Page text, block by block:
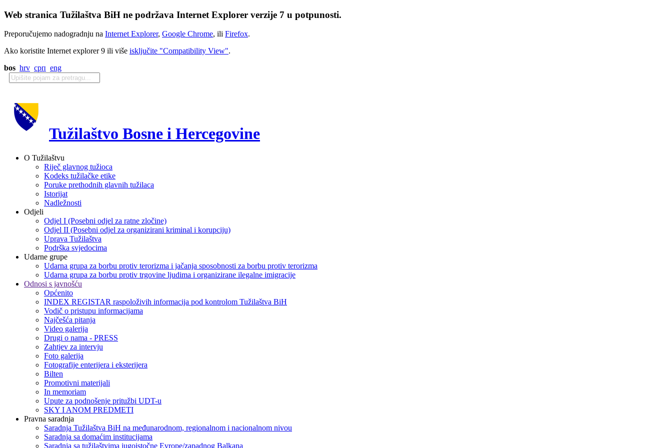
Web stranica Tužilaštva BiH ne podržava Internet Explorer verzije 7 u potpunosti.
Preporučujemo nadogradnju na Internet Explorer, Google Chrome, ili Firefox.
Ako koristite Internet explorer 9 ili više isključite "Compatibility View".
bos hrv срп eng
Tužilaštvo Bosne i Hercegovine
O Tužilaštvu
Riječ glavnog tužioca
Kodeks tužilačke etike
Poruke prethodnih glavnih tužilaca
Istorijat
Nadležnosti
Odjeli
Odjel I (Posebni odjel za ratne zločine)
Odjel II (Posebni odjel za organizirani kriminal i korupciju)
Uprava Tužilaštva
Podrška svjedocima
Udarne grupe
Udarna grupa za borbu protiv terorizma i jačanja sposobnosti za borbu protiv terorizma
Udarna grupa za borbu protiv trgovine ljudima i organizirane ilegalne imigracije
Odnosi s javnošću
Općenito
INDEX REGISTAR raspoloživih informacija pod kontrolom Tužilaštva BiH
Vodič o pristupu informacijama
Najčešća pitanja
Video galerija
Drugi o nama - PRESS
Zahtjev za intervju
Foto galerija
Fotografije enterijera i eksterijera
Bilten
Promotivni materijali
In memoriam
Upute za podnošenje pritužbi UDT-u
SKY I ANOM PREDMETI
Pravna saradnja
Saradnja Tužilaštva BiH na međunarodnom, regionalnom i nacionalnom nivou
Saradnja sa domaćim institucijama
Saradnja sa tužilaštvima jugoistočne Evrope/zapadnog Balkana